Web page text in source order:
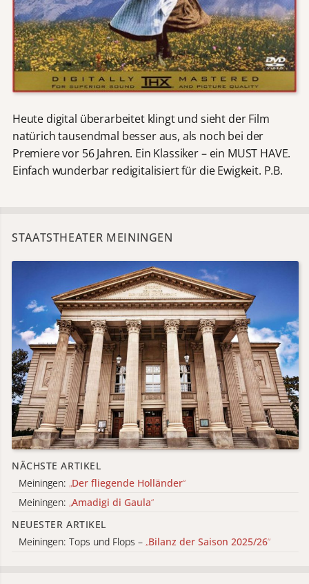
Heute digital überarbeitet klingt und sieht der Film
natürich tausendmal besser aus, als noch bei der
Premiere vor 56 Jahren. Ein Klassiker – ein MUST HAVE.
Einfach wunderbar redigitalisiert für die Ewigkeit. P.B.
STAATSTHEATER MEININGEN
NÄCHSTE ARTIKEL
Meiningen: „Der fliegende Holländer“
Meiningen: „Amadigi di Gaula“
NEUESTER ARTIKEL
Meiningen: Tops und Flops – „Bilanz der Saison 2025/26“